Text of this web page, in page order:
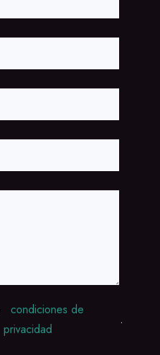
condiciones de
privacidad
.